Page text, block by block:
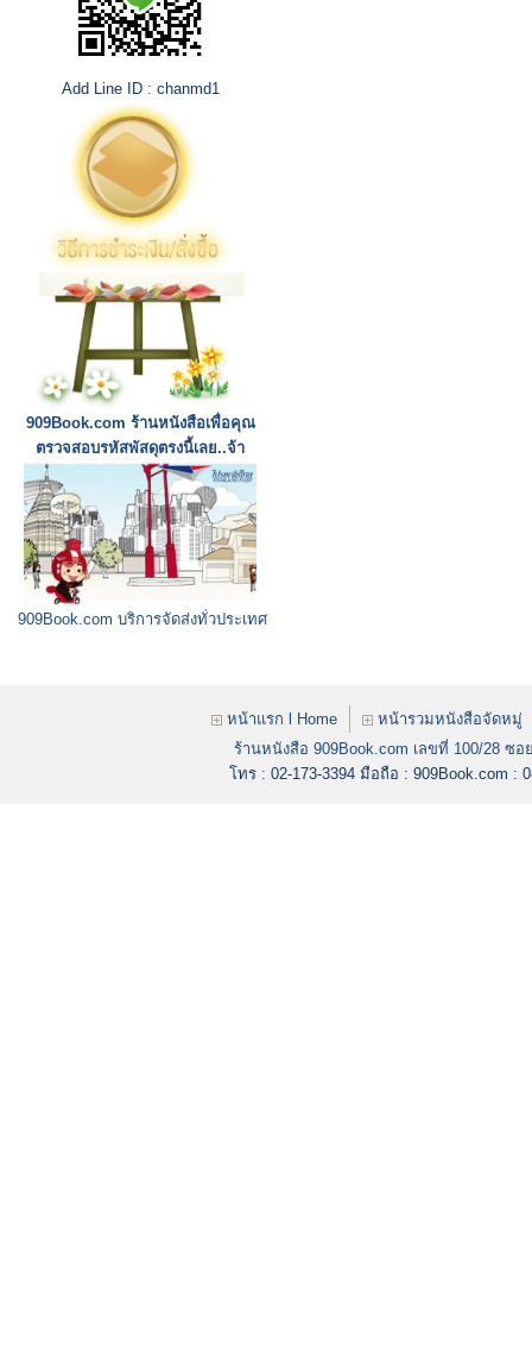
Add Line ID : chanmd1
909Book.com ร้านหนังสือเพื่อคุณ
ตรวจสอบรหัสพัสดุตรงนี้เลย..จ้า
909Book.com บริการจัดส่งทั่วประเทศ
หน้าแรก l Home
หน้ารวมหนังสือจัดหมู่
ร้านหนังสือ 909Book.com เลขที่ 100/28 ซ
โทร : 02-173-3394 มือถือ : 909Book.com :